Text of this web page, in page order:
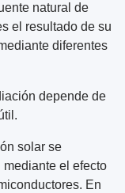
natural de
el resultado de su
diferentes
depende de
solar se
el efecto
En